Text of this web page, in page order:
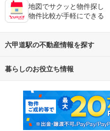
地図でサクッと物件探し
物件比較が手軽にできる
六甲道駅の不動産情報を探す
不動産・住宅
新築マンション
新築一戸建て
暮らしのお役立ち情報
マンションカタログ